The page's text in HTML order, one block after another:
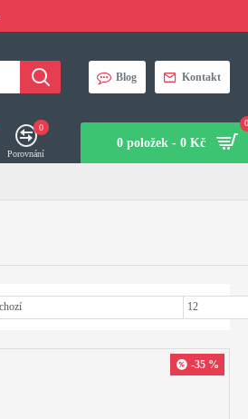
Blog Kontakt
Porovnání
0
0 položek - 0 Kč
-35 %